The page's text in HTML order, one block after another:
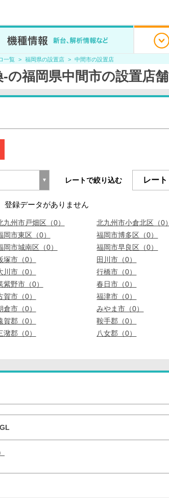
一覧 福岡県の設置店 中間市の設置店
の福岡県中間市の設置店舗
レートで絞り込む
登録データがありません
九州市戸畑区（0） 北九州市小倉北区（0）
岡市東区（0） 福岡市博多区（0）
岡市城南区（0） 福岡市早良区（0）
塚市（0） 田川市（0）
川市（0） 行橋市（0）
紫野市（0） 春日市（0）
賀市（0） 福津市（0）
倉市（0） みやま市（0）
賀郡（0） 鞍手郡（0）
潴郡（0） 八女郡（0）